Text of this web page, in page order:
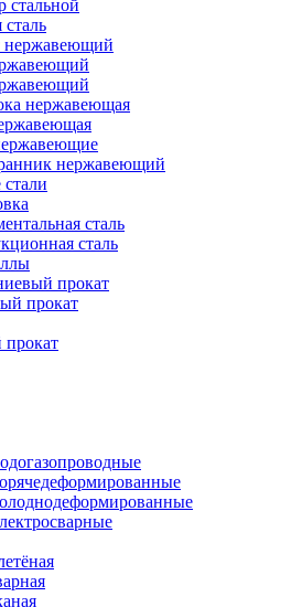
стальной
нержавеющий
нержавеющая
нержавеющий
сталь
сталь
прокат
прокат